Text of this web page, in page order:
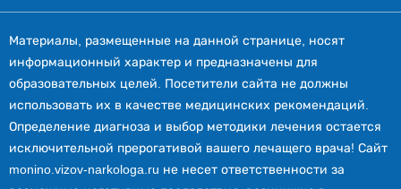
Материалы, размещенные на данной странице, носят
информационный характер и предназначены для
образовательных целей. Посетители сайта не должны
использовать их в качестве медицинских рекомендаций.
Определение диагноза и выбор методики лечения остается
исключительной прерогативой вашего лечащего врача! Сайт
monino.vizov-narkologa.ru не несет ответственности за